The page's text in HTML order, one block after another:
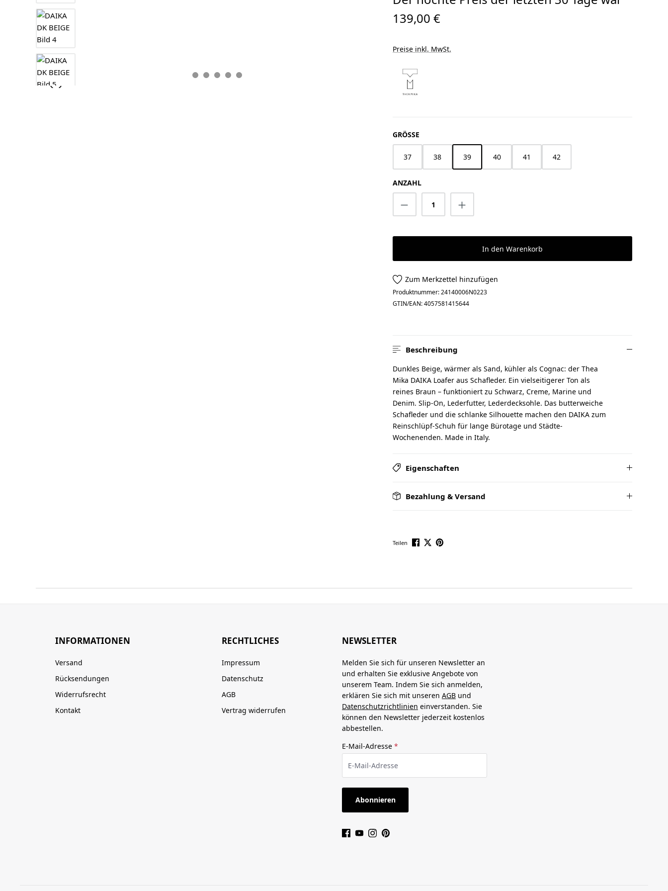
139,00 €
Preise inkl. MwSt.
GRÖSSE AUSWÄHLEN
37 38 39 40 41 42
ANZAHL
Produkt Anzahl: Gib den gewünschten Wert
In den Warenkorb
Zum Merkzettel hinzufügen
Produktnummer:24140006N0223
GTIN/EAN:4057581415644
Beschreibung
Dunkles Beige, wärmer als Sand, kühler als Cognac: der Thea
Mika DAIKA Loafer aus Schafleder. Ein vielseitigerer Ton als
reines Braun – funktioniert zu Schwarz, Creme, Marine und
Denim. Slip-On, Lederfutter, Lederdecksohle. Das butterweiche
Schafleder und die schlanke Silhouette machen den DAIKA zum
Reinschlüpf-Schuh für lange Bürotage und Städte-
Wochenenden. Made in Italy.
Eigenschaften
Bezahlung & Versand
Teilen
INFORMATIONEN
Versand
Rücksendungen
Widerrufsrecht
Kontakt
RECHTLICHES
Impressum
Datenschutz
AGB
Vertrag widerrufen
NEWSLETTER
Melden Sie sich für unseren Newsletter an
und erhalten Sie exklusive Angebote von
unserem Team. Indem Sie sich anmelden,
erklären Sie sich mit unseren AGB und
Datenschutzrichtlinien einverstanden. Sie
können den Newsletter jederzeit kostenlos
abbestellen.
E-Mail-Adresse *
Abonnieren